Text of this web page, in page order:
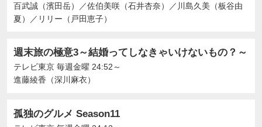
百武誠（濱田岳）
／佐伯美咲（石井杏奈） ／ 川島久美（板谷由
夏）
／ リリー（戸田恵子）
週末旅の極意3～結婚ってしなきゃいけないもの？～
テレビ東京 毎週金曜 24:52～
進藤綾香（深川麻衣）
孤独のグルメ Season11